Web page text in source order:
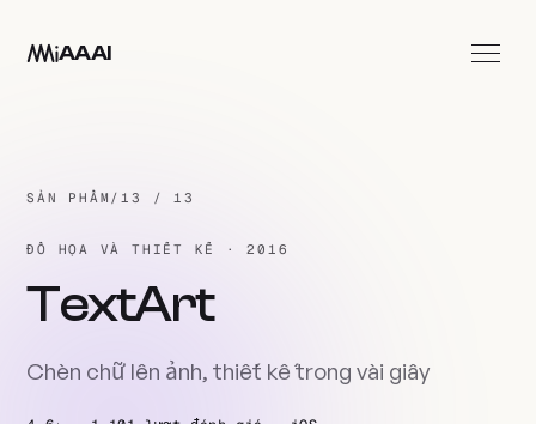
AAAI
SẢN PHẨM /13 / 13
ĐỒ HỌA VÀ THIẾT KẾ · 2016
TextArt
Chèn chữ lên ảnh, thiết kế trong vài giây